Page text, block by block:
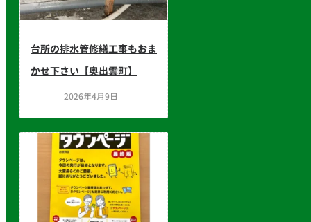
台所の排水管修繕工事もおま
かせ下さい【奥出雲町】
2026年4月9日